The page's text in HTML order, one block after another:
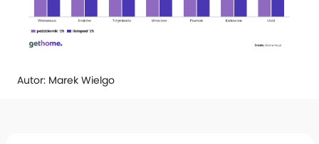
Autor: Marek Wielgo